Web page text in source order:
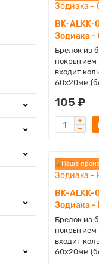
BK-
Зодиака -
Брелок из
покрытием
входит
60х20мм
105 ₽
Наше
BK-
Зодиака -
Брелок из
покрытием
входит
60х20мм